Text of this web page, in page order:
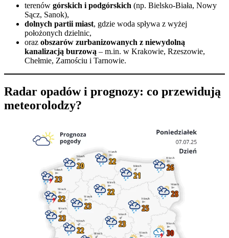
terenów górskich i podgórskich (np. Bielsko-Biała, Nowy
Sącz, Sanok),
dolnych partii miast, gdzie woda spływa z wyżej
położonych dzielnic,
oraz obszarów zurbanizowanych z niewydolną
kanalizacją burzową – m.in. w Krakowie, Rzeszowie,
Chełmie, Zamościu i Tarnowie.
Radar opadów i prognozy: co przewidują
meteorolodzy?